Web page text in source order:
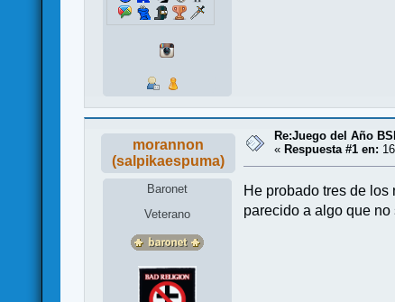
morannon
(salpikaespuma)
Baronet
Veterano
Re:Juego del Año
«Respuesta #1 en:
He probado tres de
parecido a algo que